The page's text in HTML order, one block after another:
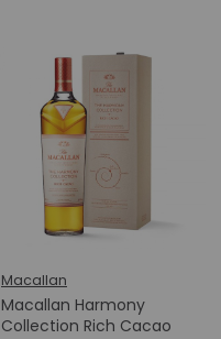
Macallan
Macallan Harmony
Collection Rich Cacao